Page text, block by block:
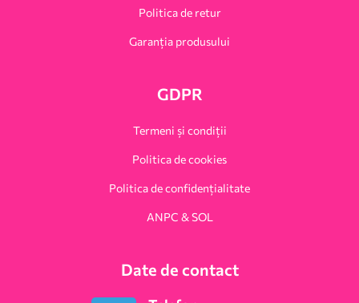
Politica de retur
Garanția produsului
GDPR
Termeni și condiții
Politica de cookies
Politica de confidențialitate
ANPC & SOL
Date de contact